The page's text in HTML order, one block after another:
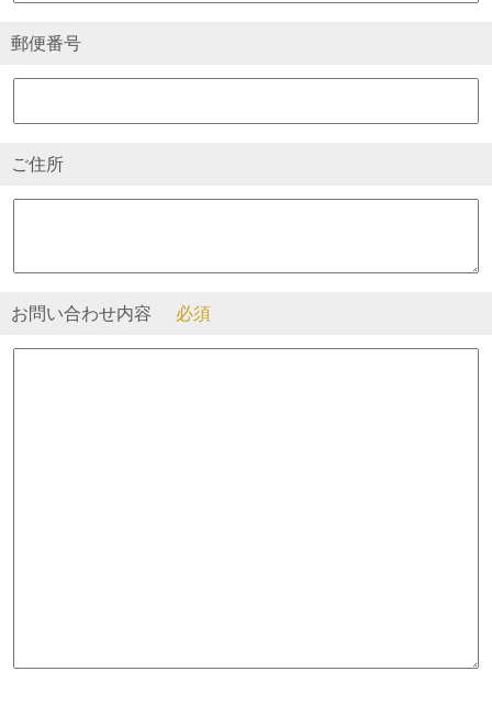
郵便番号
ご住所
お問い合わせ内容